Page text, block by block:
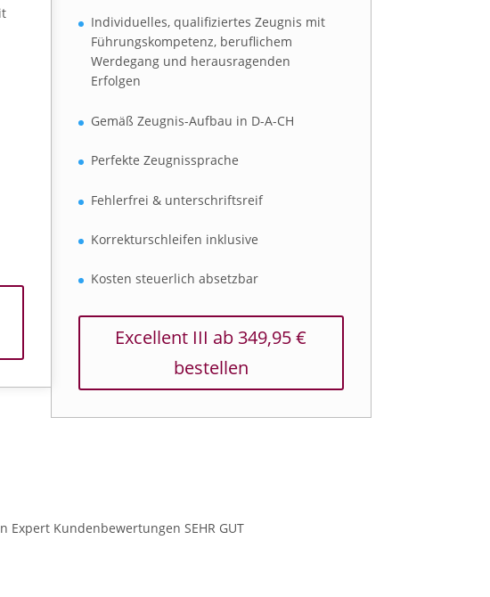
Individuelles, qualifiziertes Zeugnis mit
Führungskompetenz, beruflichem
Werdegang und herausragenden
Erfolgen
Gemäß Zeugnis-Aufbau in D-A-CH
Perfekte Zeugnissprache
Fehlerfrei & unterschriftsreif
Korrekturschleifen inklusive
Kosten steuerlich absetzbar
Excellent III ab 349,95 €
bestellen